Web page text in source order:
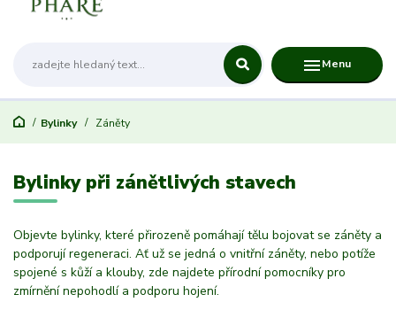
Menu
Bylinky Záněty
Bylinky při zánětlivých stavech
Objevte bylinky, které přirozeně pomáhají tělu bojovat se záněty a
podporují regeneraci. Ať už se jedná o vnitřní záněty, nebo potíže
spojené s kůží a klouby, zde najdete přírodní pomocníky pro
zmírnění nepohodlí a podporu hojení.